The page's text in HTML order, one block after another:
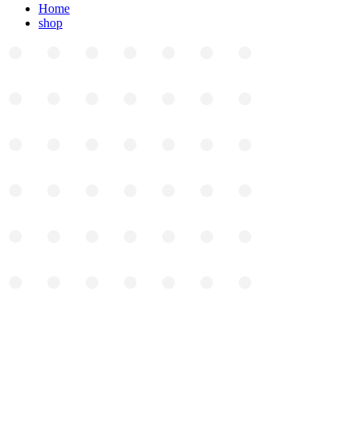
Home
shop